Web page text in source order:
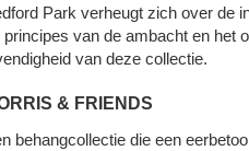
Park verheugt zich over de
principes van de ambacht en het
van deze collectie.
& FRIENDS
behangcollectie die een